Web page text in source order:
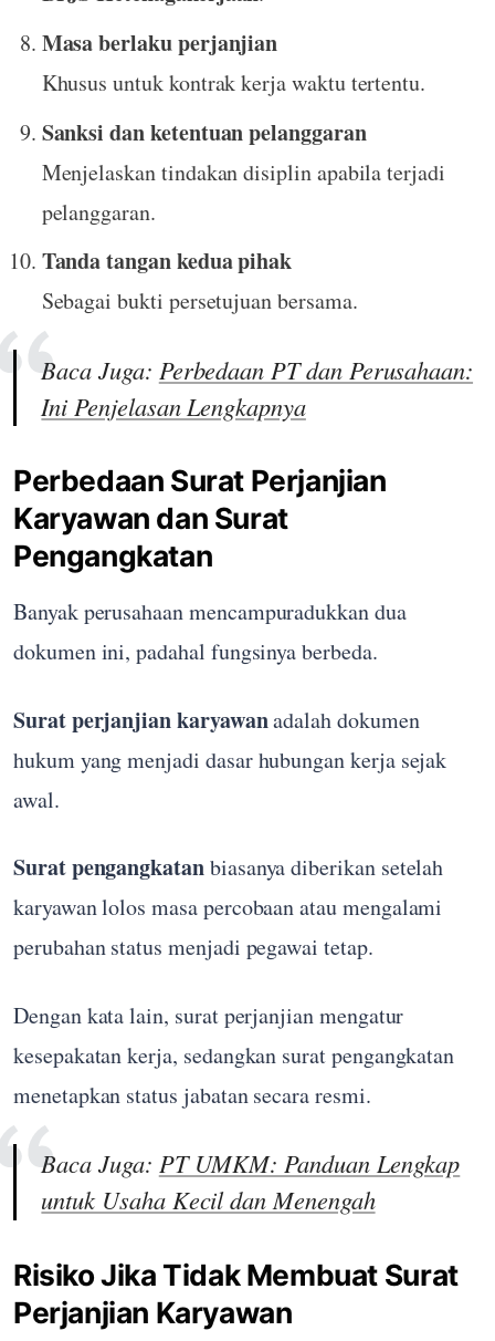
Masa berlaku perjanjian
Khusus untuk kontrak kerja waktu tertentu.
Sanksi dan ketentuan pelanggaran
Menjelaskan tindakan disiplin apabila terjadi
pelanggaran.
Tanda tangan kedua pihak
Sebagai bukti persetujuan bersama.
Baca Juga: Perbedaan PT dan Perusahaan:
Ini Penjelasan Lengkapnya
Perbedaan Surat Perjanjian
Karyawan dan Surat
Pengangkatan
Banyak perusahaan mencampuradukkan dua
dokumen ini, padahal fungsinya berbeda.
Surat perjanjian karyawanadalah dokumen
hukum yang menjadi dasar hubungan kerja sejak
awal.
Surat pengangkatanbiasanya diberikan setelah
karyawan lolos masa percobaan atau mengalami
perubahan status menjadi pegawai tetap.
Dengan kata lain, surat perjanjian mengatur
kesepakatan kerja, sedangkan surat pengangkatan
menetapkan status jabatan secara resmi.
Baca Juga: PT UMKM: Panduan Lengkap
untuk Usaha Kecil dan Menengah
Risiko Jika Tidak Membuat Surat
Perjanjian Karyawan